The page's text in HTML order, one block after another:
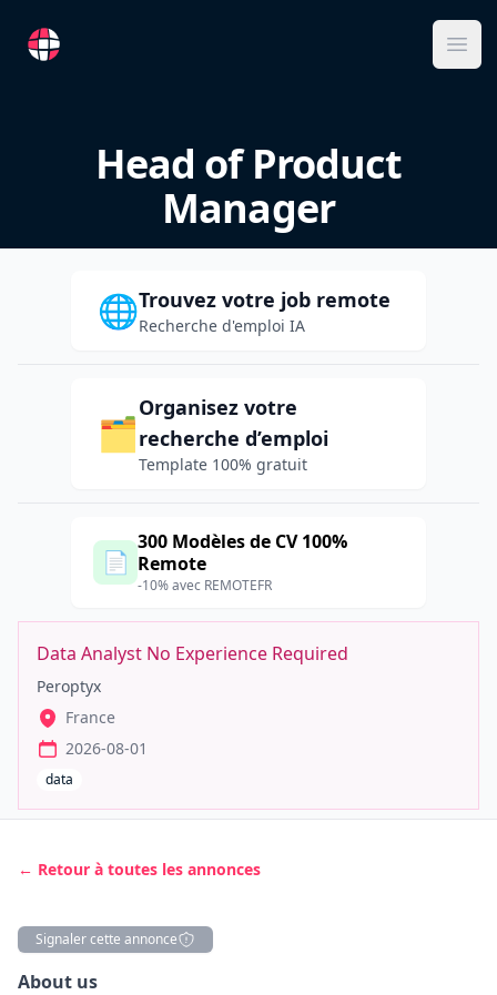
RemoteFR
Head of Product
Manager
🌐Trouvez votre job remote
Recherche d'emploi IA
🗂️
Organisez votre
recherche d’emploi
Template 100% gratuit
📄
300 Modèles de CV 100%
Remote
-10% avec REMOTEFR
Data Analyst No Experience Required
Peroptyx
France
2026-08-01
data
← Retour à toutes les annonces
Signaler cette annonce
Description
About us